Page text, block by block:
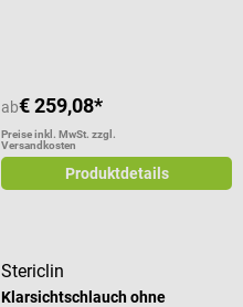
ab€ 259,08*
Preise inkl. MwSt. zzgl.
Versandkosten
Produktdetails
Stericlin
Klarsichtschlauch ohne